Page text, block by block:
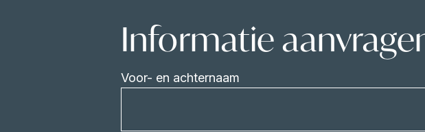
Informatie
Voor- en achternaam